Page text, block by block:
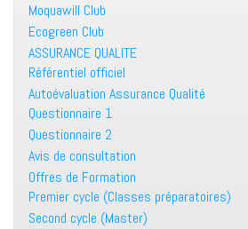
Moquawill Club
Ecogreen Club
ASSURANCE QUALITE
Référentiel officiel
Autoévaluation Assurance Qualité
Questionnaire 1
Questionnaire 2
Avis de consultation
Offres de Formation
Premier cycle (Classes préparatoires)
Second cycle (Master)